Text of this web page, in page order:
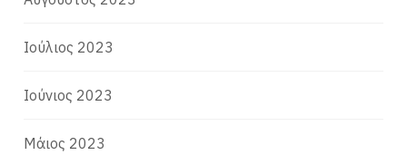
Ιούλιος 2023
Ιούνιος 2023
Μάιος 2023